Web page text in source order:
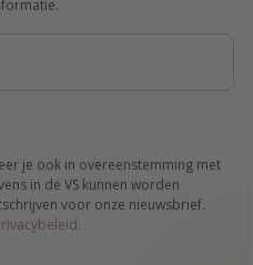
je ook in overeenstemming met
in de VS kunnen worden
voor onze nieuwsbrief.
.